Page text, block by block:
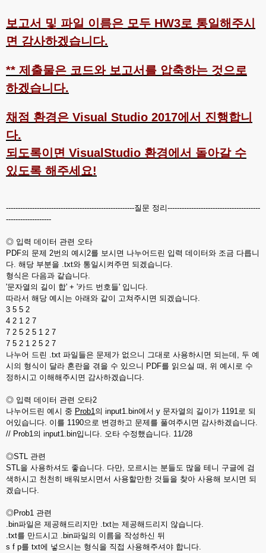
보고서 및 파일 이름은 모두 HW3로 통일해주시
면 감사하겠습니다.
** 제출물은 코드와 보고서를 압축하는 것으로
하겠습니다.
채점 환경은 Visual Studio 2017에서 진행합니
다.
되도록이면 VisualStudio 환경에서 돌아갈 수
있도록 해주세요!
------------------------------------------------------질문 정리---------------------------------------
-------------------
◎ 입력 데이터 관련 오타
PDF의 문제 2번의 예시2를 보시면 나누어드린 입력 데이터와 조금 다릅니
다. 해당 부분을 .txt와 통일시켜주면 되겠습니다.
형식은 다음과 같습니다.
'문자열의 길이 합' + '카드 번호들' 입니다.
따라서 해당 예시는 아래와 같이 고쳐주시면 되겠습니다.
3 5 5 2
4 2 1 2 7
7 2 5 2 5 1 2 7
7 5 2 1 2 5 2 7
나누어 드린 .txt 파일들은 문제가 없으니 그대로 사용하시면 되는데, 두 예
시의 형식이 달라 혼란을 겪을 수 있으니 PDF를 읽으실 때, 위 예시로 수
정하시고 이해해주시면 감사하겠습니다.
◎ 입력 데이터 관련 오타2
나누어드린 예시 중 Prob1의 input1.bin에서 y 문자열의 길이가 1191로 되
어있습니다. 이를 1190으로 변경하고 문제를 풀여주시면 감사하겠습니다.
// Prob1의 input1.bin입니다. 오타 수정했습니다. 11/28
◎STL 관련
STL을 사용하셔도 좋습니다. 다만, 모르시는 분들도 많을 테니 구글에 검
색하시고 천천히 배워보시면서 사용할만한 것들을 찾아 사용해 보시면 되
겠습니다.
◎Prob1 관련
.bin파일은 제공해드리지만 .txt는 제공해드리지 않습니다.
.txt를 만드시고 .bin파일의 이름을 작성하신 뒤
s f p를 txt에 넣으시는 형식을 직접 사용해주셔야 합니다.